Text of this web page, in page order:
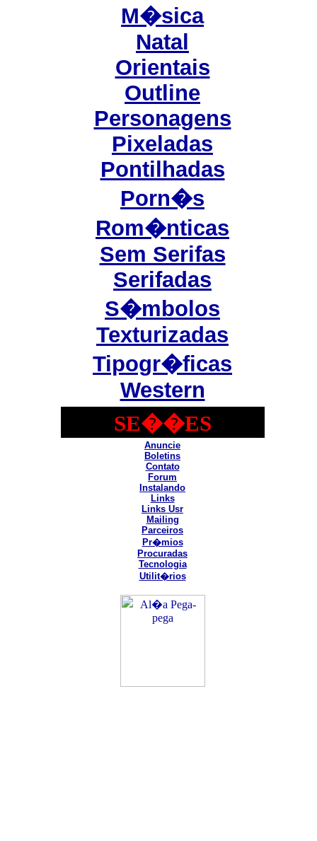
M�sica
Natal
Orientais
Outline
Personagens
Pixeladas
Pontilhadas
Porn�s
Rom�nticas
Sem Serifas
Serifadas
S�mbolos
Texturizadas
Tipogr�ficas
Western
SE��ES
Anuncie
Boletins
Contato
Forum
Instalando
Links
Links Usr
Mailing
Parceiros
Pr�mios
Procuradas
Tecnologia
Utilit�rios